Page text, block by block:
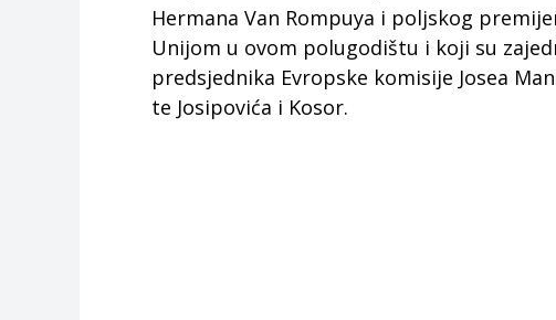
Hermana Van Rompuya i poljskog
Unijom u ovom polugodištu i koji su
predsjednika Evropske komisije Josea
te Josipovića i Kosor.